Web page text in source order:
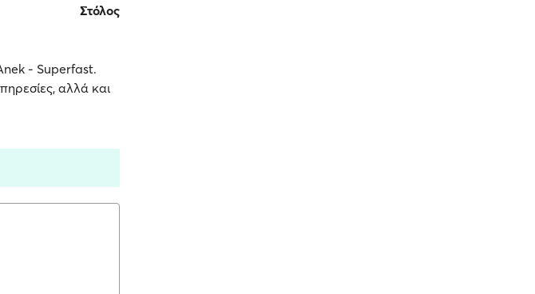
Στόλος
- Superfast.
αλλά και